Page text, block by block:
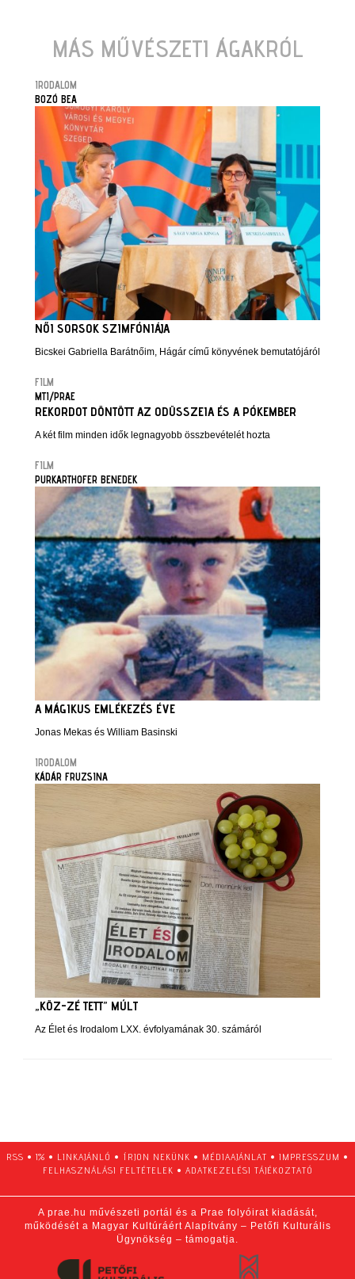
MÁS MŰVÉSZETI ÁGAKRÓL
IRODALOM
BOZÓ BEA
NŐI SORSOK SZIMFÓNIÁJA
Bicskei Gabriella Barátnőim, Hágár című könyvének bemutatójáról
FILM
MTI/PRAE
REKORDOT DÖNTÖTT AZ ODÜSSZEIA ÉS A PÓKEMBER
A két film minden idők legnagyobb összbevételét hozta
FILM
PURKARTHOFER BENEDEK
A MÁGIKUS EMLÉKEZÉS ÉVE
Jonas Mekas és William Basinski
IRODALOM
KÁDÁR FRUZSINA
„KÖZ-ZÉ TETT” MÚLT
Az Élet és Irodalom LXX. évfolyamának 30. számáról
RSS • 1% • LINKAJÁNLÓ • ÍRJON NEKÜNK • MÉDIAAJÁNLAT • IMPRESSZUM •
FELHASZNÁLÁSI FELTÉTELEK • ADATKEZELÉSI TÁJÉKOZTATÓ
A prae.hu művészeti portál és a Prae folyóirat kiadását,
működését a Magyar Kultúráért Alapítvány – Petőfi Kulturális
Ügynökség – támogatja.